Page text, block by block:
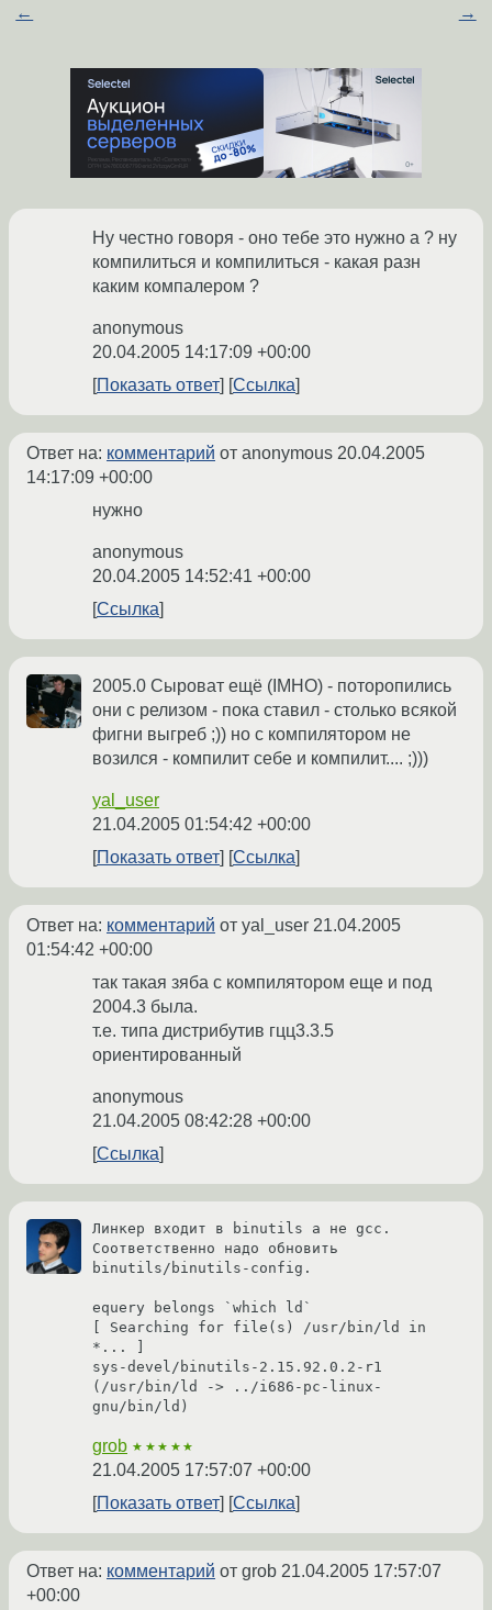
← →
Ну честно говоря - оно тебе это нужно а ? ну
компилиться и компилиться - какая разн
каким компалером ?
anonymous
20.04.2005 14:17:09 +00:00
Показать ответ
Ссылка
Ответ на: комментарий от anonymous 20.04.2005
14:17:09 +00:00
нужно
anonymous
20.04.2005 14:52:41 +00:00
Ссылка
2005.0 Сыроват ещё (IMHO) - поторопились
они с релизом - пока ставил - столько всякой
фигни выгреб ;)) но с компилятором не
возился - компилит себе и компилит.... ;)))
yal_user
21.04.2005 01:54:42 +00:00
Показать ответ
Ссылка
Ответ на: комментарий от yal_user 21.04.2005
01:54:42 +00:00
так такая зяба с компилятором еще и под
2004.3 была.
т.е. типа дистрибутив гцц3.3.5
ориентированный
anonymous
21.04.2005 08:42:28 +00:00
Ссылка
Линкер входит в binutils а не gcc.
Соответственно надо обновить
binutils/binutils-config.
equery belongs `which ld`
[ Searching for file(s) /usr/bin/ld in
*... ]
sys-devel/binutils-2.15.92.0.2-r1
(/usr/bin/ld -> ../i686-pc-linux-
gnu/bin/ld)
grob ★★★★★
21.04.2005 17:57:07 +00:00
Показать ответ
Ссылка
Ответ на: комментарий от grob 21.04.2005 17:57:07
+00:00